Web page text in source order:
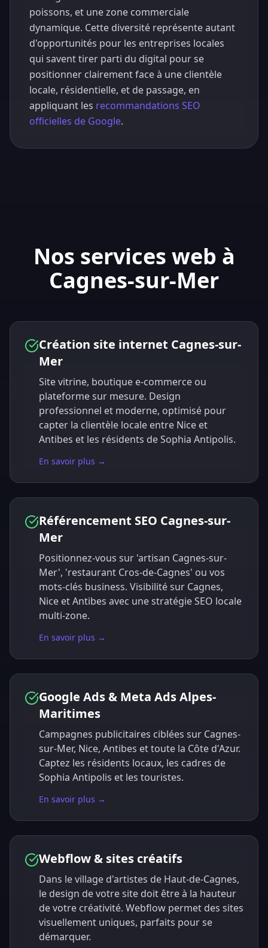
poissons, et une zone commerciale
dynamique. Cette diversité représente autant
d'opportunités pour les entreprises locales
qui savent tirer parti du digital pour se
positionner clairement face à une clientèle
locale, résidentielle, et de passage, en
appliquant les recommandations SEO
officielles de Google.
Nos services web à
Cagnes-sur-Mer
Création site internet Cagnes-sur-
Mer
Site vitrine, boutique e-commerce ou
plateforme sur mesure. Design
professionnel et moderne, optimisé pour
capter la clientèle locale entre Nice et
Antibes et les résidents de Sophia Antipolis.
En savoir plus →
Référencement SEO Cagnes-sur-
Mer
Positionnez-vous sur 'artisan Cagnes-sur-
Mer', 'restaurant Cros-de-Cagnes' ou vos
mots-clés business. Visibilité sur Cagnes,
Nice et Antibes avec une stratégie SEO locale
multi-zone.
En savoir plus →
Google Ads & Meta Ads Alpes-
Maritimes
Campagnes publicitaires ciblées sur Cagnes-
sur-Mer, Nice, Antibes et toute la Côte d'Azur.
Captez les résidents locaux, les cadres de
Sophia Antipolis et les touristes.
En savoir plus →
Webflow & sites créatifs
Dans le village d'artistes de Haut-de-Cagnes,
le design de votre site doit être à la hauteur
de votre créativité. Webflow permet des sites
visuellement uniques, parfaits pour se
démarquer.